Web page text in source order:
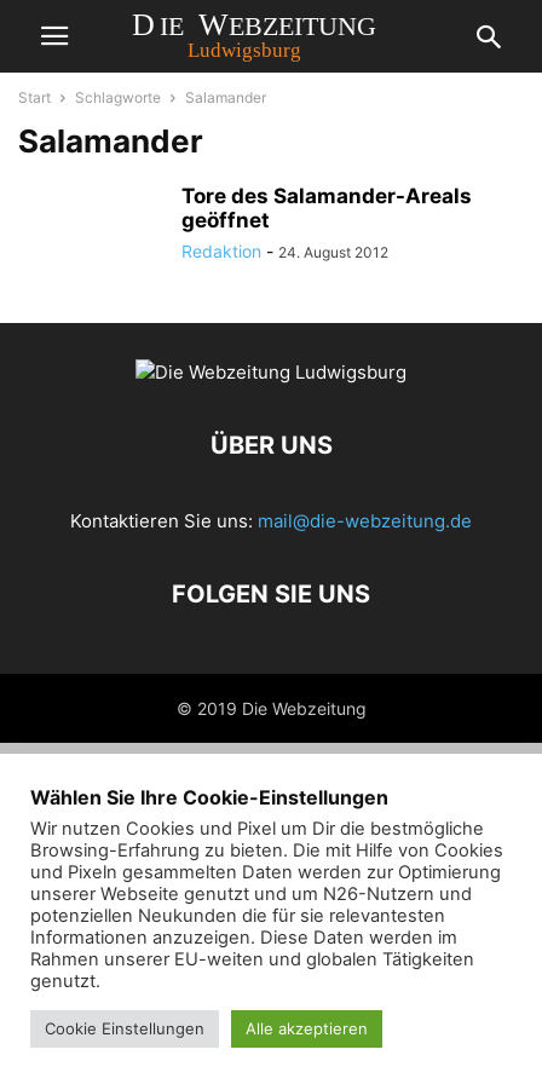
Start Schlagworte Salamander
Salamander
Tore des Salamander-Areals
geöffnet
Redaktion - 24. August 2012
ÜBER UNS
Kontaktieren Sie uns: mail@die-webzeitung.de
FOLGEN SIE UNS
© 2019 Die Webzeitung
Wählen Sie Ihre Cookie-Einstellungen
Wir nutzen Cookies und Pixel um Dir die bestmögliche
Browsing-Erfahrung zu bieten. Die mit Hilfe von Cookies
und Pixeln gesammelten Daten werden zur Optimierung
unserer Webseite genutzt und um N26-Nutzern und
potenziellen Neukunden die für sie relevantesten
Informationen anzuzeigen. Diese Daten werden im
Rahmen unserer EU-weiten und globalen Tätigkeiten
genutzt.
Cookie Einstellungen Alle akzeptieren